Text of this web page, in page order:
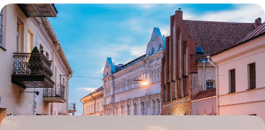
Quelques jours à Vilnius - Héritage artistique &
renouveau alternatif
Trois jours pleins dédiés aux arts et séductions de l’une des capitales
les plus stimulantes d’Europe
4 jours, de CHF 1200 à CHF 1500